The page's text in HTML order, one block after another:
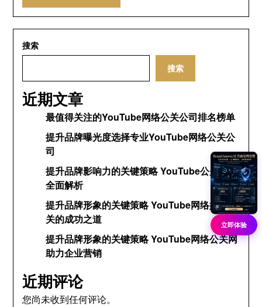
搜索
搜索
近期文章
最值得关注的YouTube网络公关公司排名榜单
提升品牌曝光度选择专业YouTube网络公关公
司
提升品牌影响力的关键策略 YouTube公关网络
全面解析
提升品牌形象的关键策略 YouTube网络媒体公
关的成功之道
提升品牌形象的关键策略 YouTube网络公关网
助力企业营销
近期评论
您尚未收到任何评论。
立即体验